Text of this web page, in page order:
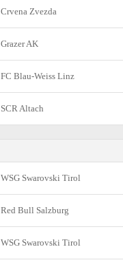
Crvena Zvezda
Grazer AK
FC Blau-Weiss Linz
SCR Altach
WSG Swarovski Tirol
Red Bull Salzburg
WSG Swarovski Tirol